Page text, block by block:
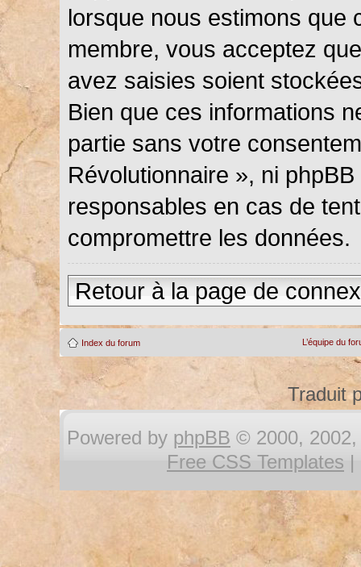
lorsque nous estimons que
membre, vous acceptez
avez saisies soient
Bien que ces informations
partie sans votre
Révolutionnaire », ni
responsables en cas de
compromettre les données.
Retour à la page de
Index du forum L’équipe du
Traduit
Powered by phpBB © 2000, 2002,
Free CSS Templates |